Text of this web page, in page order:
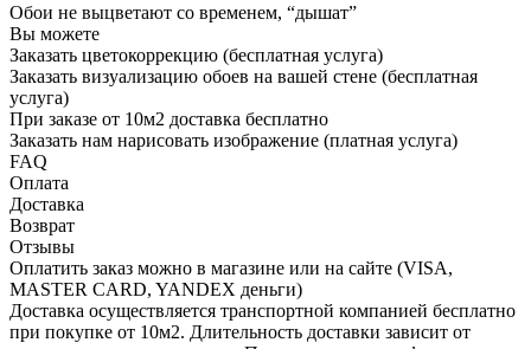
Обои не выцветают со временем, “дышат”
Вы можете
Заказать цветокоррекцию (бесплатная услуга)
Заказать визуализацию обоев на вашей стене (бесплатная
услуга)
При заказе от 10м2 доставка бесплатно
Заказать нам нарисовать изображение (платная услуга)
FAQ
Оплата
Доставка
Возврат
Отзывы
Оплатить заказ можно в магазине или на сайте (VISA,
MASTER CARD, YANDEX деньги)
Доставка осуществляется транспортной компанией бесплатно
при покупке от 10м2. Длительность доставки зависит от